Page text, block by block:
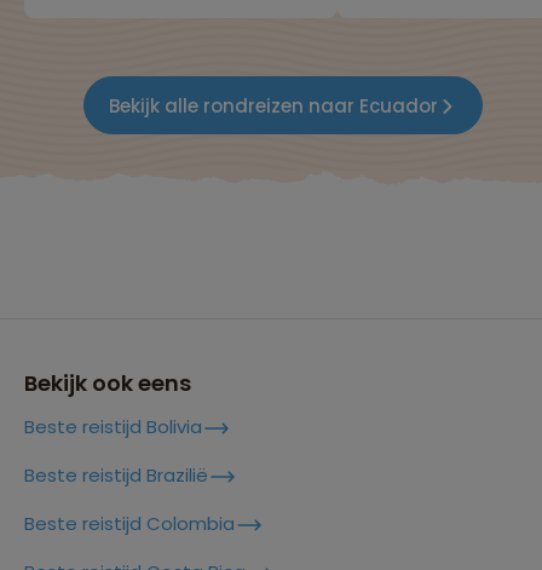
Bekijk alle rondreizen naar Ecuador
Bekijk ook eens
Beste reistijd Bolivia
Beste reistijd Brazilië
Beste reistijd Colombia